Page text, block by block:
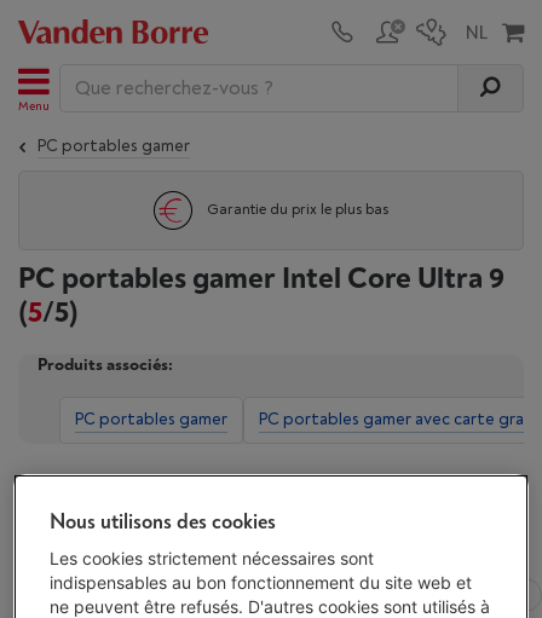
Menu
PC portables gamer
Garantie du prix le plus bas
PC portables gamer Intel Core Ultra 9
(5/5)
Produits associés:
PC portables gamer PC portables gamer avec carte
Affichage
Tous les filtres Carte graphique Diagonale écran
Nous utilisons des cookies
Les cookies strictement nécessaires sont
indispensables au bon fonctionnement du site web et
ne peuvent être refusés. D'autres cookies sont utilisés à